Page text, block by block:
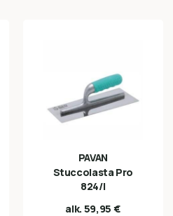
PAVAN
Stuccolasta Pro
824/I
alk. 59,95 €